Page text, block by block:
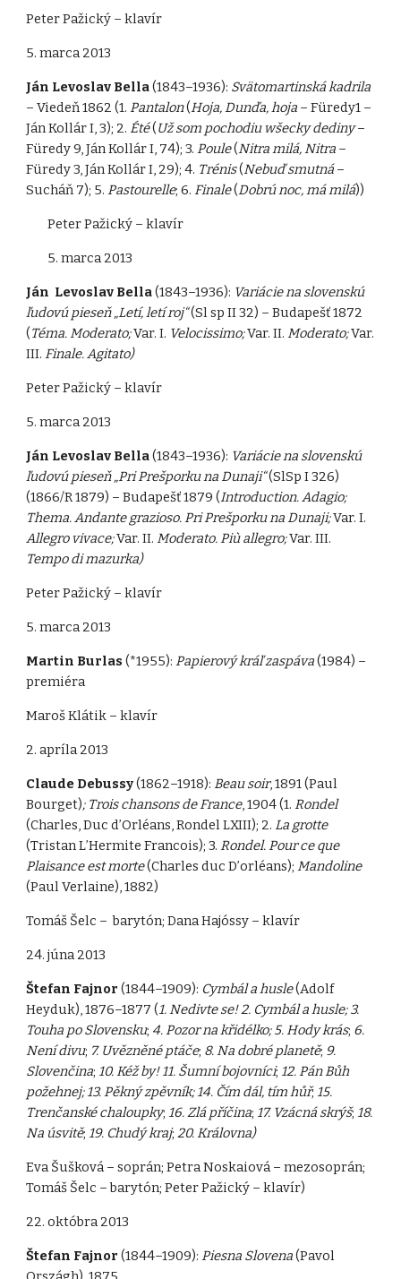
Peter Pažický – klavír
5. marca 2013
Ján Levoslav Bella(1843–1936): Svätomartinská kadrila
– Viedeň 1862 (1.Pantalon(Hoja, Dunďa, hoja – Füredy1 –
Ján Kollár I, 3); 2.Été(Už som pochodiu wšecky dediny–
Füredy 9, Ján Kollár I, 74); 3.Poule(Nitra milá, Nitra –
Füredy 3, Ján Kollár I, 29); 4. Trénis(Nebuď smutná–
Sucháň 7); 5.Pastourelle; 6.Finale(Dobrú noc, má milá))
Peter Pažický – klavír
5. marca 2013
Ján Levoslav Bella(1843–1936): Variácie na slovenskú
ľudovú pieseň „Letí, letí roj“(Sl sp II 32) – Budapešť 1872
(Téma. Moderato;Var. I. Velocissimo;Var. II.Moderato;Var.
III.Finale. Agitato)
Peter Pažický – klavír
5. marca 2013
Ján Levoslav Bella(1843–1936): Variácie na slovenskú
ľudovú pieseň „Pri Prešporku na Dunaji“(SlSp I 326)
(1866/R 1879) – Budapešť 1879 (Introduction. Adagio;
Thema. Andante grazioso. Pri Prešporku na Dunaji;Var. I.
Allegro vivace;Var. II.Moderato. Più allegro;Var. III.
Tempo di mazurka)
Peter Pažický – klavír
5. marca 2013
Martin Burlas (*1955):Papierový kráľ zaspáva(1984) –
premiéra
Maroš Klátik – klavír
2. apríla 2013
Claude Debussy(1862–1918):Beau soir, 1891 (Paul
Bourget); Trois chansons de France, 1904 (1.Rondel
(Charles, Duc d’Orléans, Rondel LXIII); 2.La grotte
(Tristan L’Hermite Francois); 3.Rondel. Pour ce que
Plaisance est morte(Charles duc D’orléans);Mandoline
(Paul Verlaine), 1882)
Tomáš Šelc – barytón; Dana Hajóssy – klavír
24. júna 2013
Štefan Fajnor (1844–1909): Cymbál a husle(Adolf
Heyduk), 1876–1877 (1. Nedivte se! 2. Cymbál a husle; 3.
Touha po Slovensku; 4. Pozor na křidélko; 5. Hody krás; 6.
Není divu; 7. Uvězněné ptáče; 8. Na dobré planetě; 9.
Slovenčina; 10. Kéž by! 11. Šumní bojovníci; 12. Pán Bůh
požehnej; 13. Pěkný zpěvník; 14. Čím dál, tím hůř; 15.
Trenčanské chaloupky; 16. Zlá příčina; 17. Vzácná skrýš; 18.
Na úsvitě; 19. Chudý kraj; 20. Královna)
Eva Šušková – soprán; Petra Noskaiová – mezosoprán;
Tomáš Šelc – barytón; Peter Pažický – klavír)
22. októbra 2013
Štefan Fajnor (1844–1909):Piesna Slovena(Pavol